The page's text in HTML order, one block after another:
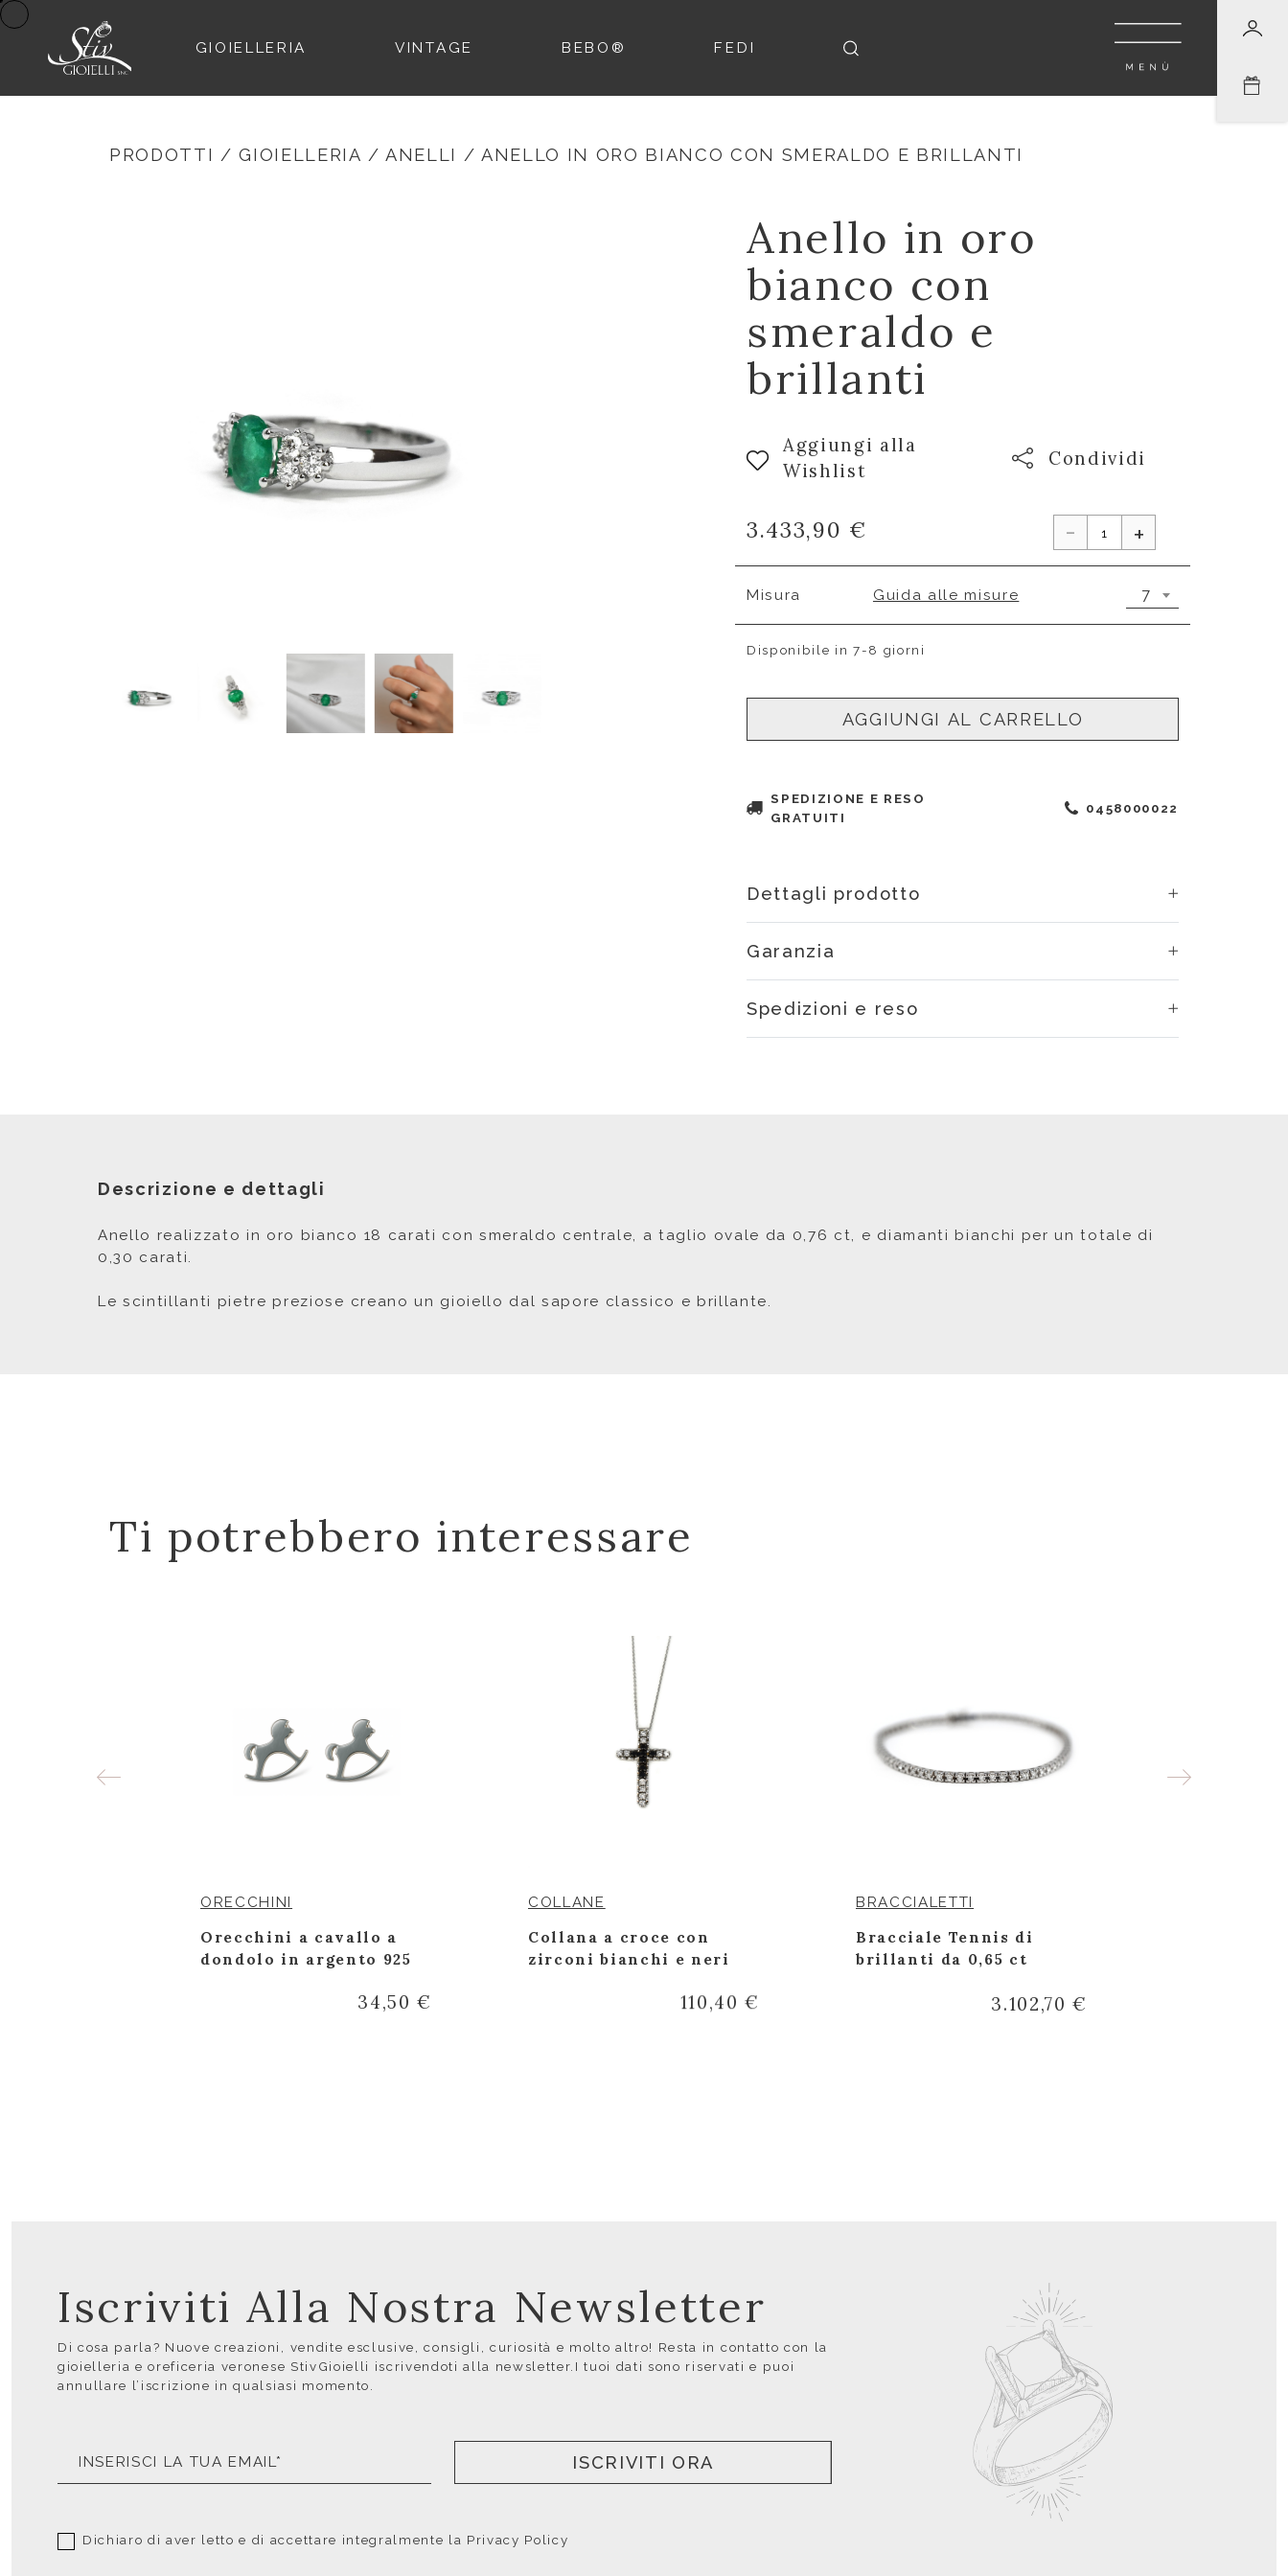
GIOIELLERIA VINTAGE BEBO® FEDI
PRODOTTI /GIOIELLERIA / ANELLI / ANELLO IN ORO BIANCO CON SMERALDO E BRILLANTI
Anello in oro
bianco con
smeraldo e
brillanti
Aggiungi alla
Wishlist
Condividi
3.433,90 € - +
Misura Guida alle misure 7
Disponibile in 7-8 giorni
AGGIUNGI AL CARRELLO
SPEDIZIONE E RESO
GRATUITI
0458000022
Dettagli prodotto
Garanzia
Spedizioni e reso
Descrizione e dettagli
Anello realizzato in oro bianco 18 carati con smeraldo centrale, a taglio ovale da 0,76 ct, e diamanti bianchi per un totale di
0,30 carati.
Le scintillanti pietre preziose creano un gioiello dal sapore classico e brillante.
Ti potrebbero interessare
ORECCHINI
Orecchini a cavallo a
dondolo in argento 925
34,50 €
COLLANE
Collana a croce con
zirconi bianchi e neri
110,40 €
BRACCIALETTI
Bracciale Tennis di
brillanti da 0,65 ct
3.102,70 €
Iscriviti Alla Nostra Newsletter
Di cosa parla? Nuove creazioni, vendite esclusive, consigli, curiosità e molto altro! Resta in contatto con la
gioielleria e oreficeria veronese StivGioielli iscrivendoti alla newsletter.I tuoi dati sono riservati e puoi
annullare l’iscrizione in qualsiasi momento.
ISCRIVITI ORA
Dichiaro di aver letto e di accettare integralmente la Privacy Policy